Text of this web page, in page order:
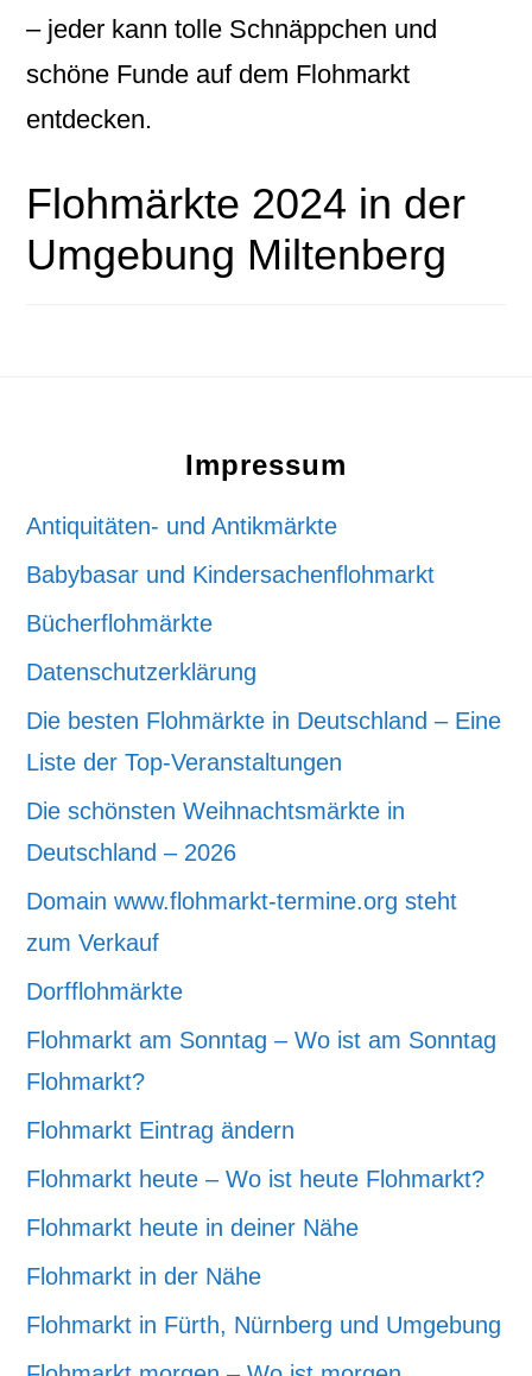
– jeder kann tolle Schnäppchen und
schöne Funde auf dem Flohmarkt
entdecken.
Flohmärkte 2024 in der
Umgebung Miltenberg
Impressum
Antiquitäten- und Antikmärkte
Babybasar und Kindersachenflohmarkt
Bücherflohmärkte
Datenschutzerklärung
Die besten Flohmärkte in Deutschland – Eine
Liste der Top-Veranstaltungen
Die schönsten Weihnachtsmärkte in
Deutschland – 2026
Domain www.flohmarkt-termine.org steht
zum Verkauf
Dorfflohmärkte
Flohmarkt am Sonntag – Wo ist am Sonntag
Flohmarkt?
Flohmarkt Eintrag ändern
Flohmarkt heute – Wo ist heute Flohmarkt?
Flohmarkt heute in deiner Nähe
Flohmarkt in der Nähe
Flohmarkt in Fürth, Nürnberg und Umgebung